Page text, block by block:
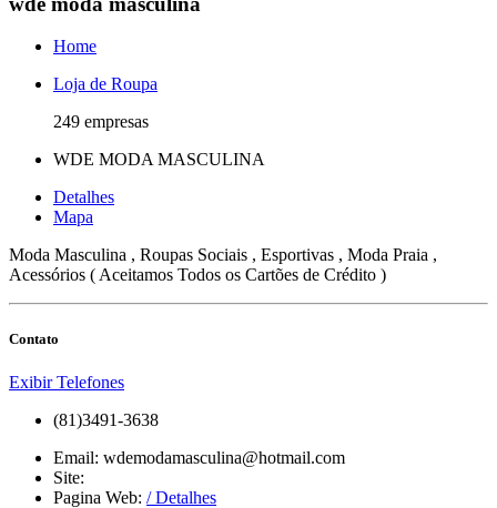
Home
Loja de Roupa
249 empresas
WDE MODA MASCULINA
Detalhes
Mapa
Moda Masculina , Roupas Sociais , Esportivas , Moda Praia ,
Acessórios ( Aceitamos Todos os Cartões de Crédito )
Contato
Exibir Telefones
(81)3491-3638
Email: wdemodamasculina@hotmail.com
Site:
Pagina Web: / Detalhes